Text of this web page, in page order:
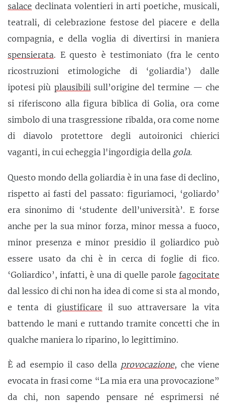
salace declinata volentieri in arti poetiche, musicali,
teatrali, di celebrazione festose del piacere e della
compagnia, e della voglia di divertirsi in maniera
spensierata. E questo è testimoniato (fra le cento
ricostruzioni etimologiche di ‘goliardia’) dalle
ipotesi più plausibili sull’origine del termine — che
si riferiscono alla figura biblica di Golia, ora come
simbolo di una trasgressione ribalda, ora come nome
di diavolo protettore degli autoironici chierici
vaganti, in cui echeggia l'ingordigia della gola.
Questo mondo della goliardia è in una fase di declino,
rispetto ai fasti del passato: figuriamoci, ‘goliardo’
era sinonimo di ‘studente dell’università’. E forse
anche per la sua minor forza, minor messa a fuoco,
minor presenza e minor presidio il goliardico può
essere usato da chi è in cerca di foglie di fico.
‘Goliardico’, infatti, è una di quelle parole fagocitate
dal lessico di chi non ha idea di come si sta al mondo,
e tenta di giustificare il suo attraversare la vita
battendo le mani e ruttando tramite concetti che in
qualche maniera lo riparino, lo legittimino.
È ad esempio il caso della provocazione, che viene
evocata in frasi come “La mia era una provocazione”
da chi, non sapendo pensare né esprimersi né